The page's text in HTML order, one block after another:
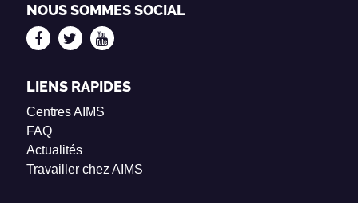
NOUS SOMMES SOCIAL
LIENS RAPIDES
Centres AIMS
FAQ
Actualités
Travailler chez AIMS